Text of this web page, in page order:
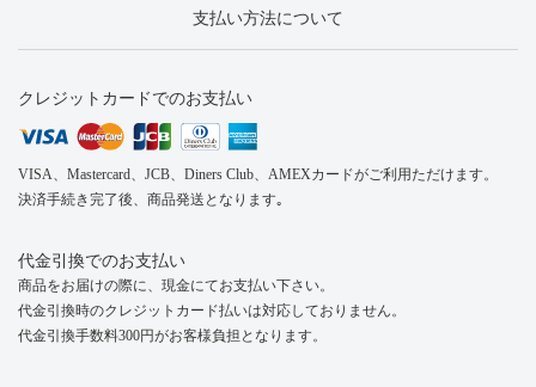
支払い方法について
クレジットカードでのお支払い
VISA、Mastercard、JCB、Diners Club、AMEXカードがご利用ただけます。
決済手続き完了後、商品発送となります｡
代金引換でのお支払い
商品をお届けの際に、現金にてお支払い下さい。
代金引換時のクレジットカード払いは対応しておりません。
代金引換手数料300円がお客様負担となります。